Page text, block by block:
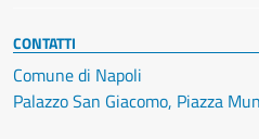
CONTATTI
Comune di Napoli
Palazzo San Giacomo, Piazza